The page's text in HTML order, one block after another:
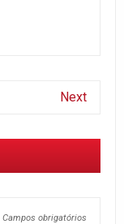
Next
Campos obrigatórios